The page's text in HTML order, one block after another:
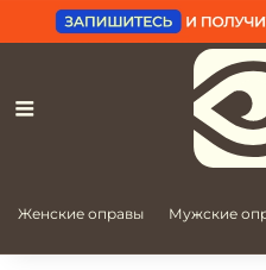
Женские оправы Мужские